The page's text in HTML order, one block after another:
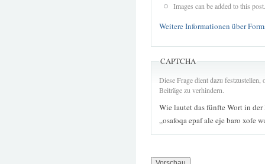
Images can be added to this post.
Weitere Informationen über
CAPTCHA
Diese Frage dient dazu
Beiträge zu verhindern.
Wie lautet das fünfte Wort in der
„osafoqa epaf ale eje baro xofe